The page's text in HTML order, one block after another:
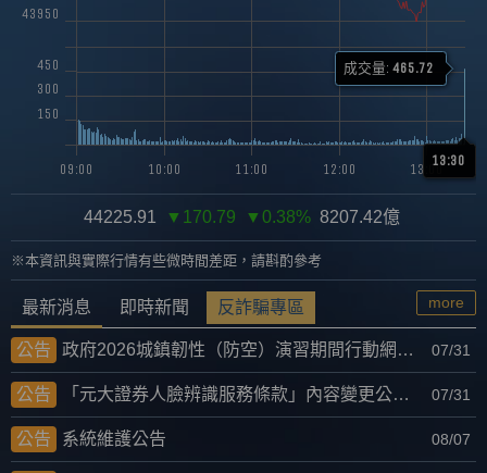
09:00 10:00 11:00 12:00 13:00
43950
150
300
450
13:30
成交量: 465.72
44225.91 ▼170.79 ▼0.38% 8207.42億
※本資訊與實際行情有些微時間差距，請斟酌參考
最新消息 即時新聞 反詐騙專區 more
公告 政府2026城鎮韌性（防空）演習期間行動網路服務受限提醒 07/31
公告 「元大證券人臉辨識服務條款」內容變更公告。 07/31
公告 系統維護公告 08/07